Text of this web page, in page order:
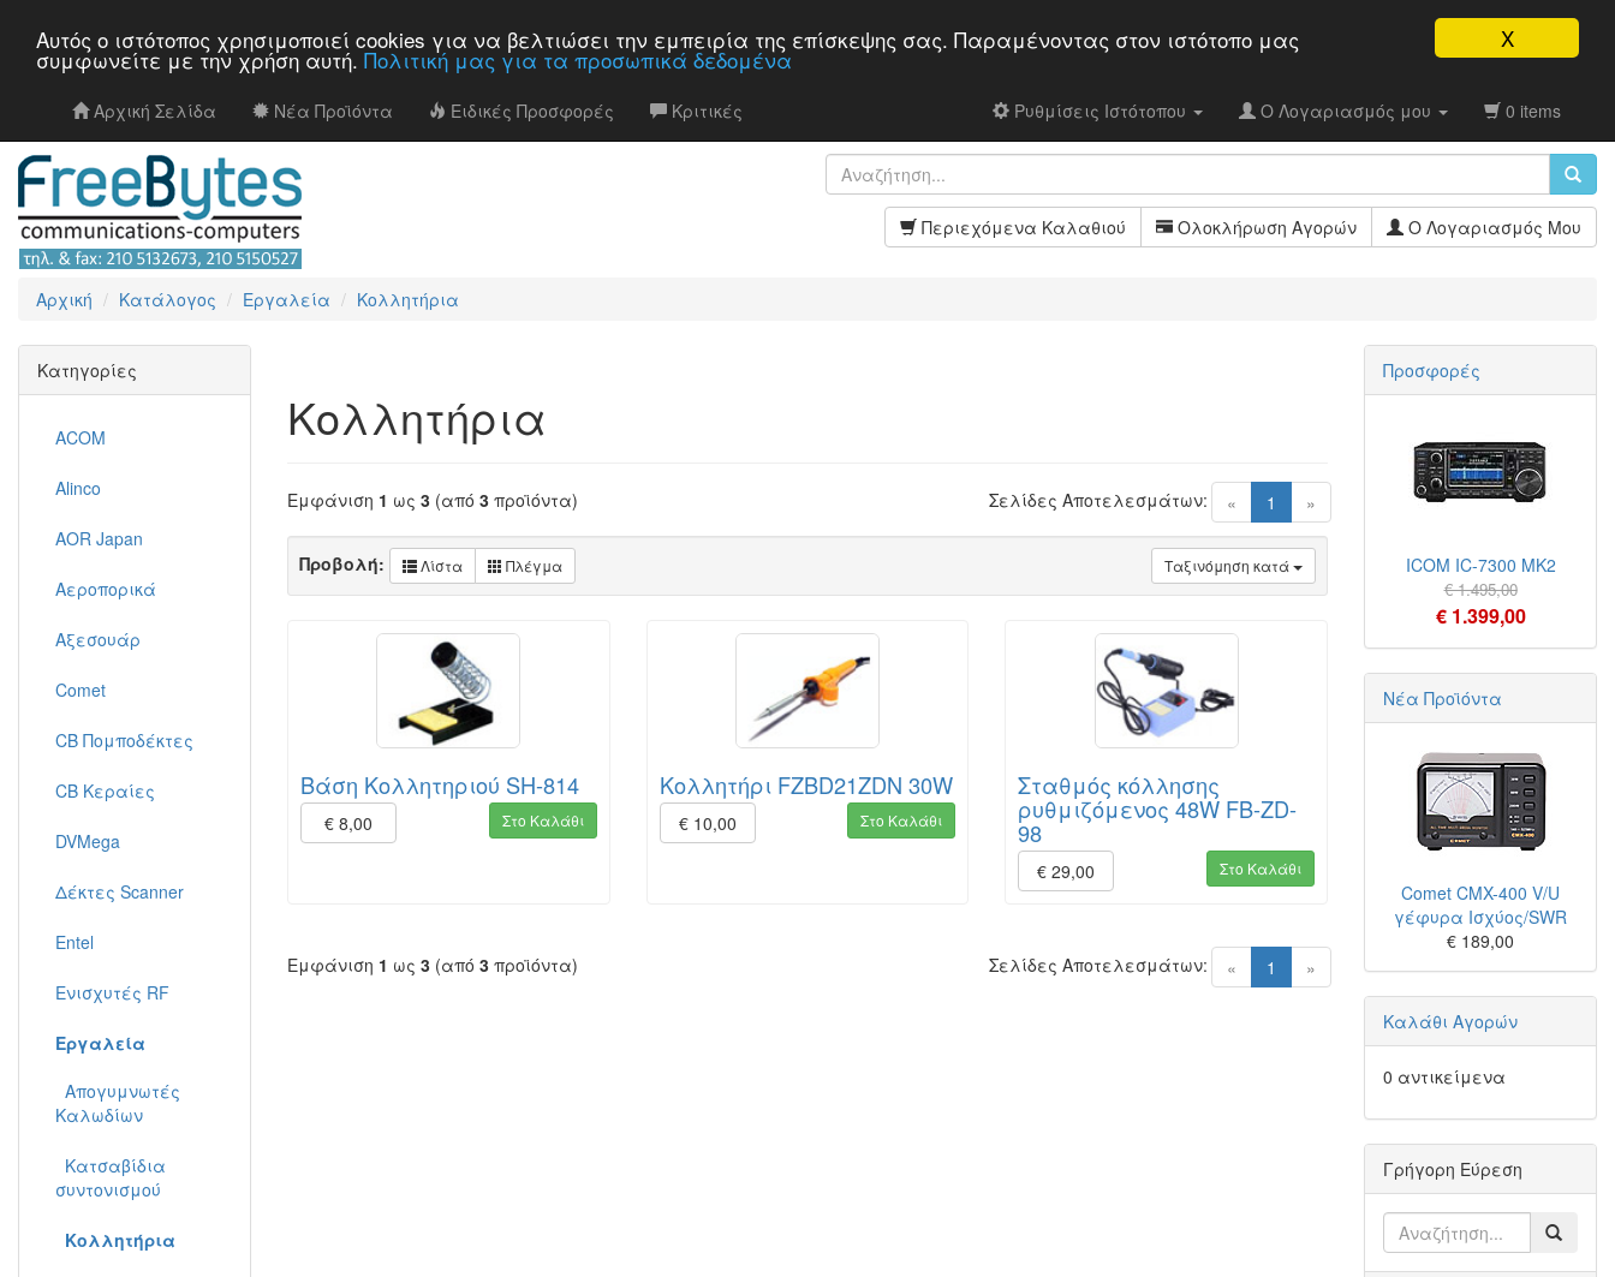
X
Αυτός ο ιστότοπος χρησιμοποιεί cookies για να βελτιώσει την εμπειρία της επίσκεψης σας. Παραμένοντας στον ιστότοπo μας
συμφωνείτε με την χρήση αυτή. Πολιτική μας για τα προσωπικά δεδομένα
Αρχική Σελίδα Νέα Προϊόντα Ειδικές Προσφορές Κριτικές Ρυθμίσεις Ιστότοπου Ο Λογαριασμός μου 0 items
Περιεχόμενα Καλαθιού Ολοκλήρωση Αγορών Ο Λογαριασμός Μου
Αρχική Κατάλογος Εργαλεία Κολλητήρια
Κολλητήρια
Εμφάνιση 1 ως 3 (από 3 προϊόντα) « 1 (current)
»
Σελίδες Αποτελεσμάτων:
Ταξινόμηση κατά
Προβολή: Λίστα Πλέγμα
Βάση Κολλητηριού SH-814
€ 8,00 Στο Καλάθι
Κολλητήρι FZBD21ZDN 30W
€ 10,00 Στο Καλάθι
Σταθμός κόλλησης
ρυθμιζόμενος 48W FB-ZD-
98
€ 29,00 Στο Καλάθι
Εμφάνιση 1 ως 3 (από 3 προϊόντα) « 1 (current)
»
Σελίδες Αποτελεσμάτων:
Κατηγορίες
ACOM
Alinco
AOR Japan
Αεροπορικά
Αξεσουάρ
Comet
CB Πομποδέκτες
CB Κεραίες
DVMega
Δέκτες Scanner
Entel
Ενισχυτές RF
Εργαλεία
Απογυμνωτές
Καλωδίων
Κατσαβίδια
συντονισμού
Κολλητήρια
Προσφορές
ICOM IC-7300 MK2
€ 1.495,00
€ 1.399,00
Νέα Προϊόντα
Comet CMX-400 V/U
γέφυρα Ισχύος/SWR
€ 189,00
Καλάθι Αγορών
0 αντικείμενα
Γρήγορη Εύρεση